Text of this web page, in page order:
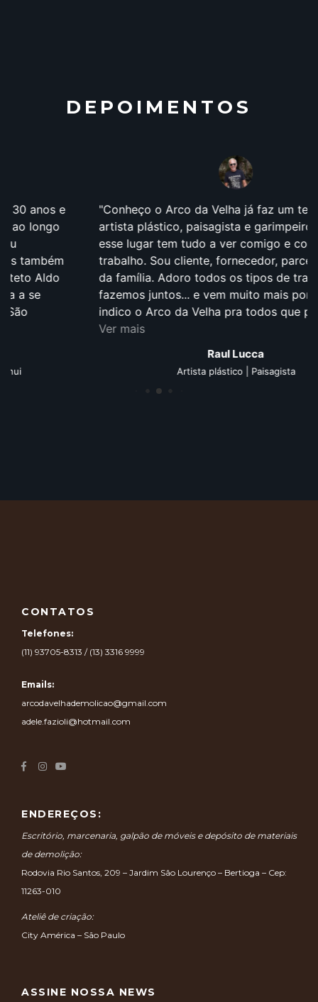
DEPOIMENTOS
Conheço o Arco da Velha já faz um tempão!Sou
artista plástico, paisagista e garimpeiro, então
esse lugar tem tudo a ver comigo e com o meu
trabalho. Sou cliente, fornecedor, parceiro e amigo
da família. Adoro todos os tipos de trabalho que
fazemos juntos... e vem muito mais por aí! Eu
indico o Arco da Velha pra todos que procuram...
Artista plástico | Paisagista
CONTATOS
Telefones:
(11) 93705-8313 / (13) 3316 9999
Emails:
arcodavelhademolicao@gmail.com
adele.fazioli@hotmail.com
ENDEREÇOS:
Escritório, marcenaria, galpão de móveis e depósito de materiais
de demolição:
Rodovia Rio Santos, 209 – Jardim São Lourenço – Bertioga – Cep:
11263-010
Ateliê de criação:
City América – São Paulo
ASSINE NOSSA NEWS